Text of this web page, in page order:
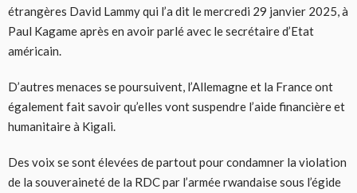
étrangères David Lammy qui l’a dit le mercredi 29 janvier 2025, à
Paul Kagame après en avoir parlé avec le secrétaire d’Etat
américain.
D’autres menaces se poursuivent, l’Allemagne et la France ont
également fait savoir qu’elles vont suspendre l’aide financière et
humanitaire à Kigali.
Des voix se sont élevées de partout pour condamner la violation
de la souveraineté de la RDC par l’armée rwandaise sous l’égide